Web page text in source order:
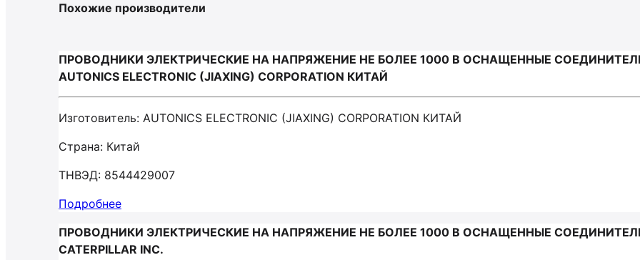
Похожие производители
ПРОВОДНИКИ ЭЛЕКТРИЧЕСКИЕ НА НАПРЯЖЕНИЕ НЕ БОЛЕЕ 1000 В ОСНАЩЕННЫЕ
AUTONICS ELECTRONIC (JIAXING) CORPORATION КИТАЙ
Изготовитель: AUTONICS ELECTRONIC (JIAXING) CORPORATION КИТАЙ
Страна: Китай
ТНВЭД: 8544429007
Подробнее
ПРОВОДНИКИ ЭЛЕКТРИЧЕСКИЕ НА НАПРЯЖЕНИЕ НЕ БОЛЕЕ 1000 В ОСНАЩЕННЫЕ
CATERPILLAR INC.